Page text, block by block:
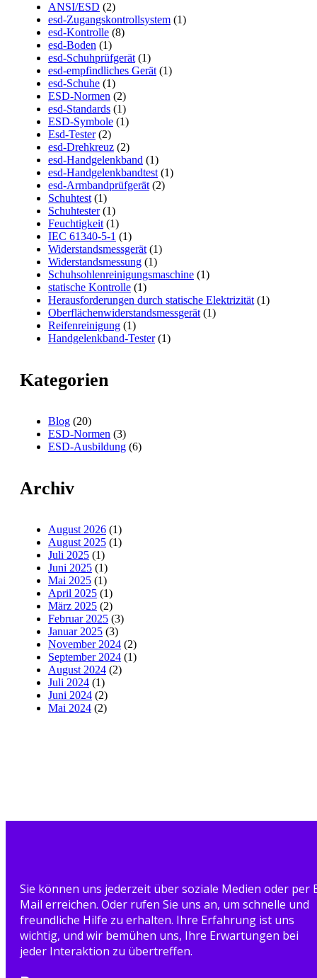
ANSI/ESD (2)
esd-Zugangskontrollsystem (1)
esd-Kontrolle (8)
esd-Boden (1)
esd-Schuhprüfgerät (1)
esd-empfindliches Gerät (1)
esd-Schuhe (1)
ESD-Normen (2)
esd-Standards (1)
ESD-Symbole (1)
Esd-Tester (2)
esd-Drehkreuz (2)
esd-Handgelenkband (1)
esd-Handgelenkbandtest (1)
esd-Armbandprüfgerät (2)
Schuhtest (1)
Schuhtester (1)
Feuchtigkeit (1)
IEC 61340-5-1 (1)
Widerstandsmessgerät (1)
Widerstandsmessung (1)
Schuhsohlenreinigungsmaschine (1)
statische Kontrolle (1)
Herausforderungen durch statische Elektrizität (1)
Oberflächenwiderstandsmessgerät (1)
Reifenreinigung (1)
Handgelenkband-Tester (1)
Kategorien
Blog (20)
ESD-Normen (3)
ESD-Ausbildung (6)
Archiv
August 2026 (1)
August 2025 (1)
Juli 2025 (1)
Juni 2025 (1)
Mai 2025 (1)
April 2025 (1)
März 2025 (2)
Februar 2025 (3)
Januar 2025 (3)
November 2024 (2)
September 2024 (1)
August 2024 (2)
Juli 2024 (1)
Juni 2024 (2)
Mai 2024 (2)
Sie können uns jederzeit über soziale Medien oder per
Mail erreichen. Oder rufen Sie uns an, um schnelle und
freundliche Hilfe zu erhalten. Ihre Erfahrung ist uns
wichtig, und wir bemühen uns, Ihre Erwartungen bei
jeder Interaktion zu übertreffen.